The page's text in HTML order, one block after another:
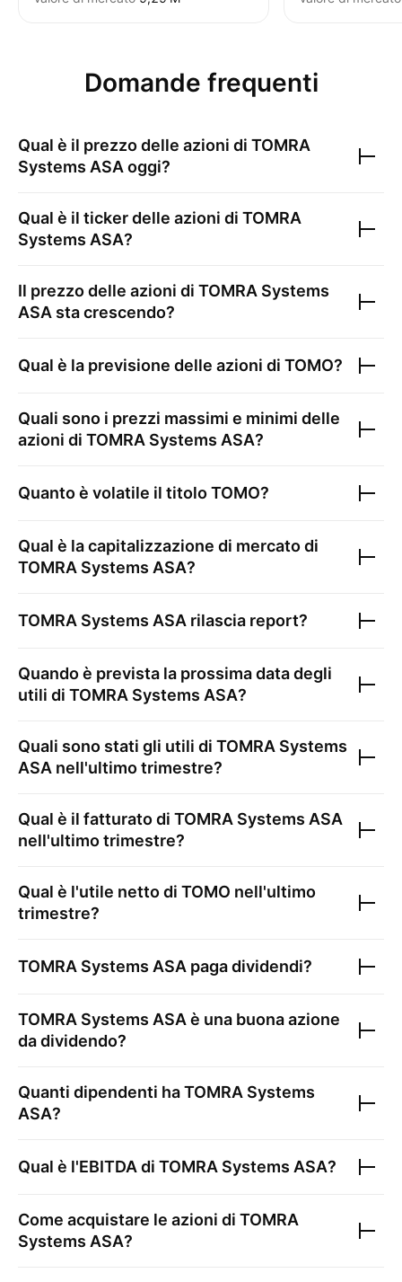
Domande frequenti
Qual è il prezzo delle azioni di TOMRA
Systems ASA oggi?
Qual è il ticker delle azioni di TOMRA
Systems ASA?
Il prezzo delle azioni di TOMRA Systems
ASA sta crescendo?
Qual è la previsione delle azioni di TOMO?
Quali sono i prezzi massimi e minimi delle
azioni di TOMRA Systems ASA?
Quanto è volatile il titoloTOMO?
Qual è la capitalizzazione di mercato di
TOMRA Systems ASA?
TOMRA Systems ASA rilascia report?
Quando è prevista la prossima data degli
utili di TOMRA Systems ASA?
Quali sono stati gli utili di TOMRA Systems
ASA nell'ultimo trimestre?
Qual è il fatturato di TOMRA Systems ASA
nell'ultimo trimestre?
Qual è l'utile netto di TOMO nell'ultimo
trimestre?
TOMRA Systems ASA paga dividendi?
TOMRA Systems ASA è una buona azione
da dividendo?
Quanti dipendenti haTOMRA Systems
ASA?
Qual è l'EBITDA di TOMRA Systems ASA?
Come acquistare le azioni di TOMRA
Systems ASA?